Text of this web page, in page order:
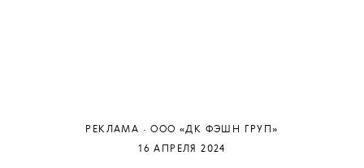
РЕКЛАМА · ООО «ДК ФЭШН ГРУП»
16 АПРЕЛЯ 2024